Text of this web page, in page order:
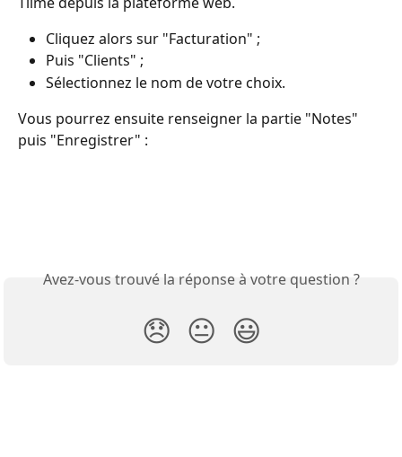
Cliquez alors sur "Facturation" ;
Puis "Clients" ;
Sélectionnez le nom de votre choix.
Vous pourrez ensuite renseigner la partie "Notes"
puis "Enregistrer" :
Avez-vous trouvé la réponse à votre question ?
😞 😐 😃